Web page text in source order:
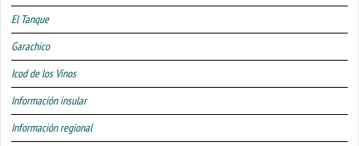
El Tanque
Garachico
Icod de los Vinos
Información insular
Información regional